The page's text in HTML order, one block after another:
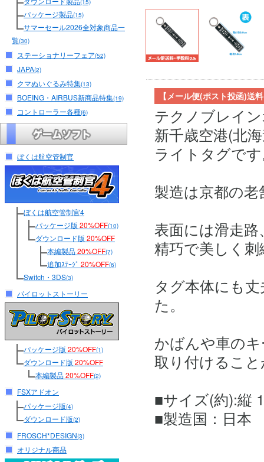
(15)
パッケージ製品(15)
サマーセール2026全対象商品一
覧(30)
ステーショナリーフェア(52)
JAPA(2)
クマぬいぐるみ特集(13)
BOEING・AIRBUS新商品特集(19)
コントローラー各種(6)
ぼくは航空管制官
ぼくは航空管制官4
パッケージ版 20%OFF(10)
ダウンロード版 20%OFF
本編製品20%OFF(7)
追加ｽﾃｰｼﾞ 20%OFF(6)
Switch・3DS(3)
パイロットストーリー
パッケージ版 20%OFF(1)
ダウンロード版 20%OFF
本編製品20%OFF(2)
FSXアドオン
パッケージ版(4)
ダウンロード版(2)
FROSCH*DESIGN(3)
オリジナル商品
【メール便(ポスト投函)送
テクノブレイ
新千歳空港(北
ライトタグで
製造は京都の
表面には滑走
精巧で美しく
タグ本体にも
た。
かばんや車の
取り付けるこ
■サイズ(約):縦
■製造国：日本